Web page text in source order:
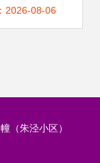
列，助推网
2026-08-06
（朱泾小区）